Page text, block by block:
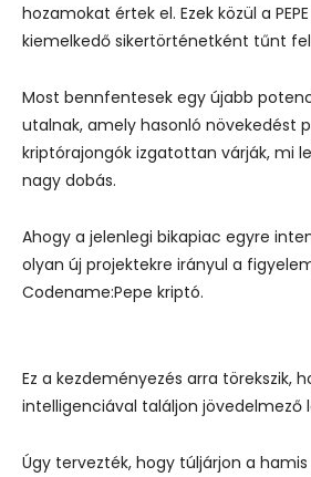
hozamokat értek el. Ezek közül a
kiemelkedő sikertörténetként tűnt
Most bennfentesek egy újabb
utalnak, amely hasonló növekedést
kriptórajongók izgatottan várják, mi
nagy dobás.
Ahogy a jelenlegi bikapiac egyre
olyan új projektekre irányul a
Codename:Pepe kriptó.
Ez a kezdeményezés arra törekszik,
intelligenciával találjon jövedelmező
Úgy tervezték, hogy túljárjon a hamis